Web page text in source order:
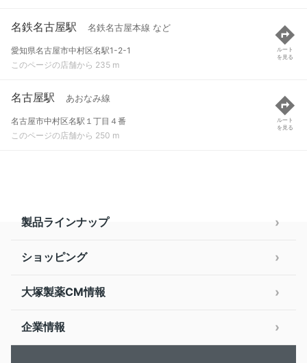
名鉄名古屋駅 名鉄名古屋本線 など
愛知県名古屋市中村区名駅1-2-1
このページの店舗から 235 m
ルート
を見る
名古屋駅 あおなみ線
名古屋市中村区名駅１丁目４番
このページの店舗から 250 m
ルート
を見る
製品ラインナップ
ショッピング
大塚製薬CM情報
企業情報